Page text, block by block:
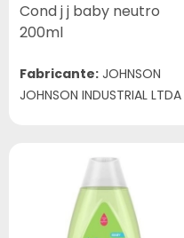
Cond j j baby neutro
200ml
Fabricante: JOHNSON
JOHNSON INDUSTRIAL LTDA